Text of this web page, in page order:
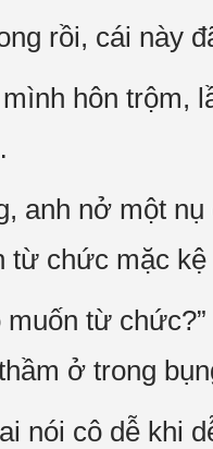
rồi, cái này
hôn trộm,
anh nở một
từ chức mặc kệ
muốn từ
ở trong
nói cô dễ khi